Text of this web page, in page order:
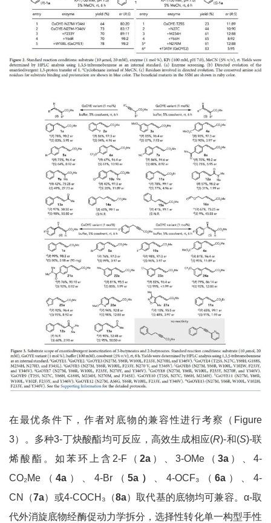
在最优条件下，作者对底物的兼容性进行考察（Figure
3）。多种3-丁炔酸酯均可反应，高效生成相应(R)-和(S)-联
烯酸酯。如苯环上含2-F（2a ）、3-OMe（3a ）、4-
CO₂Me（4a ）、4-Br（5a ） 、4-OCF₃（6a ）、4-
CN（7a）或4-COCH₃（8a）取代基的底物均可兼容。α-取
代外消旋底物经酶促动力学拆分，选择性转化单一构型手性